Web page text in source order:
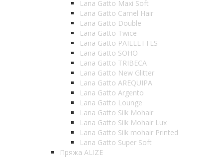
Lana Gatto Maxi Soft
Lana Gatto Camel Hair
Lana Gatto Double
Lana Gatto Twice
Lana Gatto PAILLETTES
Lana Gatto SOHO
Lana Gatto TRIBECA
Lana Gatto New Glitter
Lana Gatto AREQUIPA
Lana Gatto Argento
Lana Gatto Lounge
Lana Gatto Silk Mohair
Lana Gatto Silk Mohair Lux
Lana Gatto Silk mohair Printed
Lana Gatto Super Soft
Пряжа ALIZE